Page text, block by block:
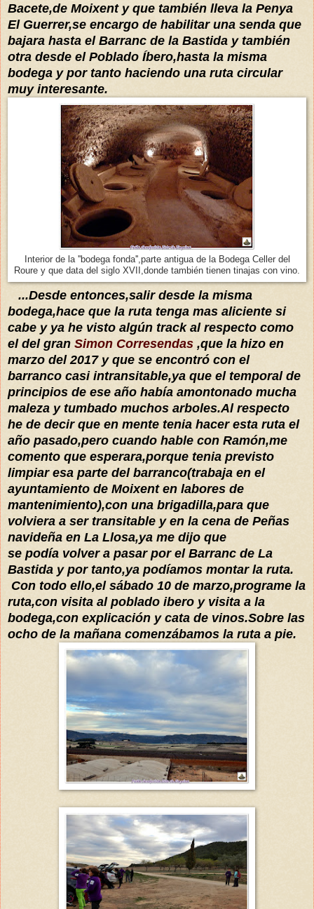
Bacete,de Moixent y que también lleva la Penya
El Guerrer,se encargo de habilitar una senda que
bajara hasta el Barranc de la Bastida y también
otra desde el Poblado Íbero,hasta la misma
bodega y por tanto haciendo una ruta circular
muy interesante.
Interior de la ''bodega fonda'',parte antigua de la Bodega Celler del
Roure y que data del siglo XVII,donde también tienen tinajas con vino.
...Desde entonces,salir desde la misma
bodega,hace que la ruta tenga mas aliciente si
cabe y ya he visto algún track al respecto como
el del gran Simon Corresendas ,que la hizo en
marzo del 2017 y que se encontró con el
barranco casi intransitable,ya que el temporal de
principios de ese año había amontonado mucha
maleza y tumbado muchos arboles.Al respecto
he de decir que en mente tenia hacer esta ruta el
año pasado,pero cuando hable con Ramón,me
comento que esperara,porque tenia previsto
limpiar esa parte del barranco(trabaja en el
ayuntamiento de Moixent en labores de
mantenimiento),con una brigadilla,para que
volviera a ser transitable y en la cena de Peñas
navideña en La Llosa,ya me dijo que
se podía volver a pasar por el Barranc de La
Bastida y por tanto,ya podíamos montar la ruta.
Con todo ello,el sábado 10 de marzo,programe la
ruta,con visita al poblado ibero y visita a la
bodega,con explicación y cata de vinos.Sobre las
ocho de la mañana comenzábamos la ruta a pie.